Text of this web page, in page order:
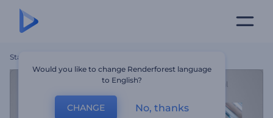
Startseite
Would you like to change Renderforest language
to English?
CHANGE No, thanks